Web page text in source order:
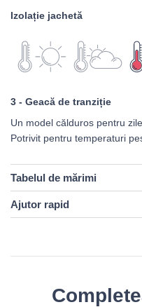
Izolație jachetă
3 - Geacă de tranziție
Un model călduros pentru
Potrivit pentru temperaturi
Tabelul de mărimi
Ajutor rapid